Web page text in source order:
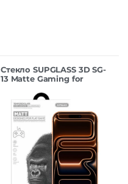
Стекло SUPGLASS 3D SG-
13 Matte Gaming for